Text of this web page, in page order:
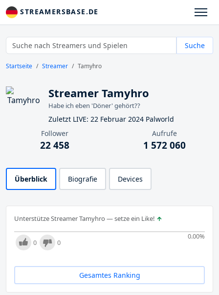
STREAMERSBASE.DE
Suche
Startseite Streamer Tamyhro
Streamer Tamyhro
Habe ich eben 'Döner' gehört??
Zuletzt LIVE: 22 Februar 2024 Palworld
Follower
22 458
Aufrufe
1 572 060
Überblick Biografie Devices
Unterstütze Streamer Tamyhro — setze ein Like!
0.00%
0 0
Gesamtes Ranking